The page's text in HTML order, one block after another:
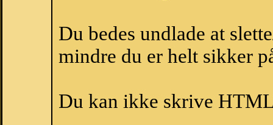
Du bedes undlade at
mindre du er helt sikker
Du kan ikke skrive